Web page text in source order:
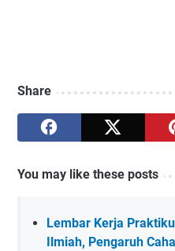
Share
You may like these posts
Lembar Kerja
Ilmiah, Pengaruh